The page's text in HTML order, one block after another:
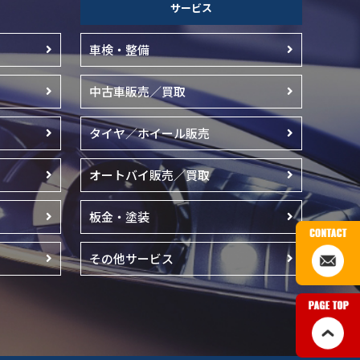
サービス
車検・整備
中古車販売／買取
タイヤ／ホイール販売
オートバイ販売／買取
板金・塗装
その他サービス